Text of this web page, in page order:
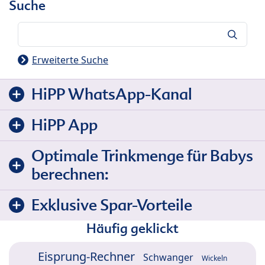
Suche
Erweiterte Suche
HiPP WhatsApp-Kanal
HiPP App
Optimale Trinkmenge für Babys
berechnen:
Exklusive Spar-Vorteile
Häufig geklickt
Eisprung-Rechner Schwanger Wickeln